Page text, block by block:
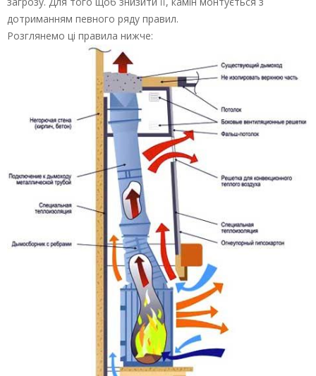
дотриманням певного ряду правил.
Розглянемо ці правила нижче: